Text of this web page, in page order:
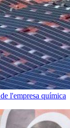
l'empresa química